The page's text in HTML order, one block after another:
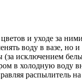
и уходе за
воду в вазе, но
(за исключением
в холодную воду
распылитель